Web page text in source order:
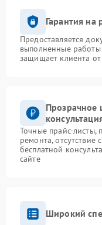
Гарантия на
Предоставляется
выполненные работы
защищает клиента
Прозрачное
Точные прайс-листы,
ремонта, отсутствие
бесплатной
сайте
Широкий